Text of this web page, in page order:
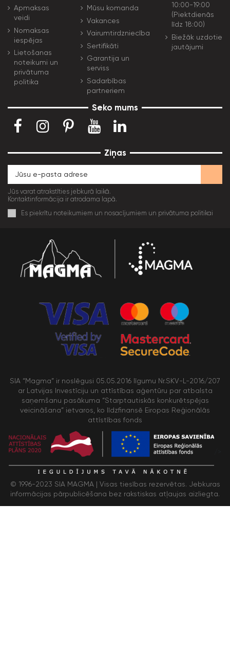
Apmaksas
veidi
Nomaksas
iespējas
Lietošanas
noteikumi un
privātuma
politika
Mūsu komanda
Vakances
Vairumtirdzniecība
Sertifikāti
Garantija un
serviss
Sadarbības
partneriem
10:00-19:00
(Piektdienās
līdz 18:00)
Biežāk uzdotie
jautājumi
Seko mums
Ziņas
Jūs varat atrakstīties jebkurā laikā.
Kontaktinformācija ir atrodama lapā.
Es piekrītu noteikumiem un nosacījumiem un privātuma politikai
SIA “Magma” ir noslēgusi 05.05.2016 līgumu Nr.SKV-L-2016/207
ar Latvijas Investīciju un attīstības aģentūru par atbalsta
saņemšanu pasākuma “Starptautiskās konkurētspējas
veicināšana” ietvaros, ko līdzfinansē Eiropas Reģionālās
attīstības fonds
© 1996-2023 SIA MAGMA | Visas tiesības rezervētas. Jebkuras
informācijas pārpublicēšana bez rakstiskas atļaujas aizliegta.